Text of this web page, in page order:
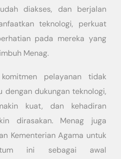
diakses, dan berjalan
teknologi, perkuat
pada mereka yang
Menag.
pelayanan tidak
dengan dukungan teknologi,
kuat, dan kehadiran
dirasakan. Menag juga
Kementerian Agama untuk
ini sebagai awal